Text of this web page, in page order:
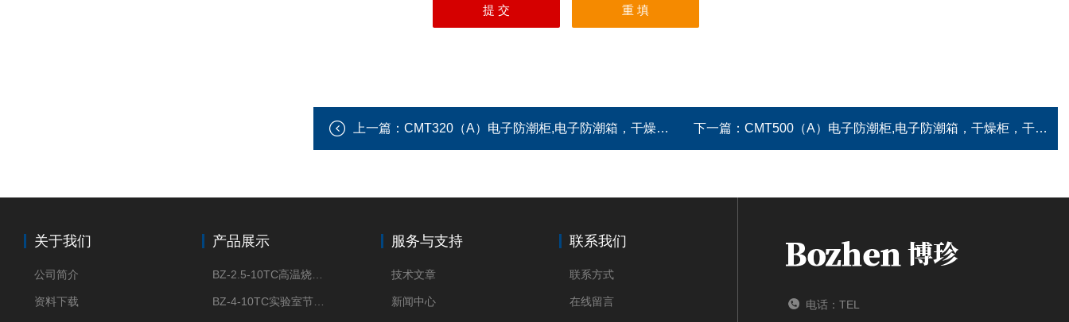
上一篇： CMT320（A）电子防潮柜,电子防潮箱，干燥箱，干燥柜 下一篇： CMT500（A）电子防潮柜,电子防潮箱，干燥柜，干燥箱
关于我们
公司简介
资料下载
产品展示 服务与支持
技术文章
新闻中心
联系我们
联系方式
在线留言 电话：TEL